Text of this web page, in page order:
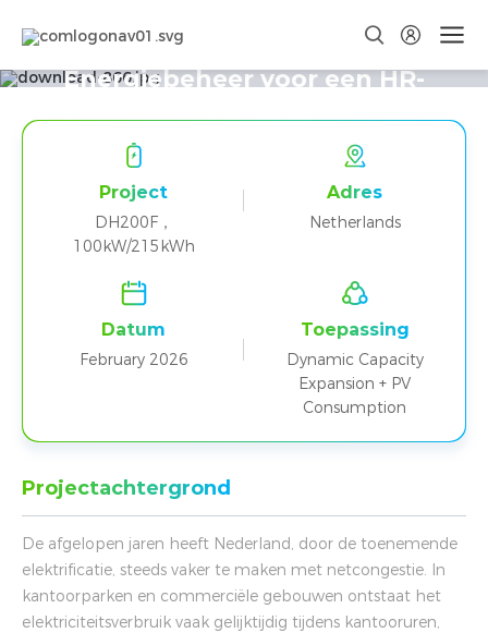
DH200F Ondersteunt Slim
Energiebeheer voor een HR-
bureau in Venray, Nederland
Project
DH200F，
100kW/215kWh
Adres
Netherlands
Datum
February 2026
Toepassing
Dynamic Capacity
Expansion + PV
Consumption
Projectachtergrond
De afgelopen jaren heeft Nederland, door de toenemende
elektrificatie, steeds vaker te maken met netcongestie. In
kantoorparken en commerciële gebouwen ontstaat het
elektriciteitsverbruik vaak gelijktijdig tijdens kantooruren,